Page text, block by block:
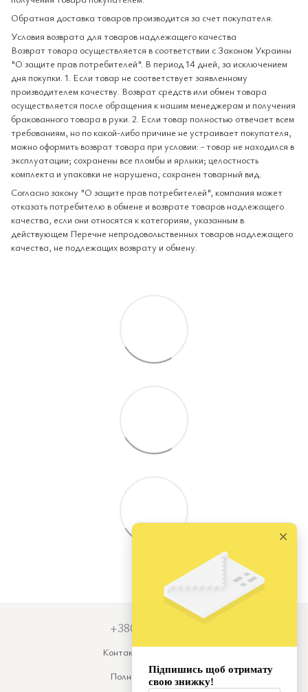
Обратная доставка товаров производится за счет покупателя.
Условия возврата для товаров надлежащего качества
Возврат товара осуществляется в соответствии с Законом Украины
"О защите прав потребителей". В период 14 дней, за исключением
дня покупки. 1. Если товар не соответствует заявленному
производителем качеству. Возврат средств или обмен товара
осуществляется после обращения к нашим менеджерам и получения
бракованного товара в руки. 2. Если товар полностью отвечает всем
требованиям, но по какой-либо причине не устраивает покупателя,
можно оформить возврат товара при условии: - товар не находился в
эксплуатации; сохранены все пломбы и ярлыки; целостность
комплекта и упаковки не нарушена, сохранен товарный вид.
Согласно закону "О защите прав потребителей", компания может
отказать потребителю в обмене и возврате товаров надлежащего
качества, если они относятся к категориям, указанным в
действующем Перечне непродовольственных товаров надлежащего
качества, не подлежащих возврату и обмену.
+380679931973
Контактная информация
Полная версия сайта